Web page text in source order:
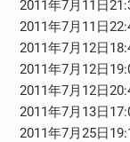
2011年7月11日
2011年7月11日
2011年7月12日
2011年7月12日
2011年7月12日
2011年7月13日
2011年7月25日